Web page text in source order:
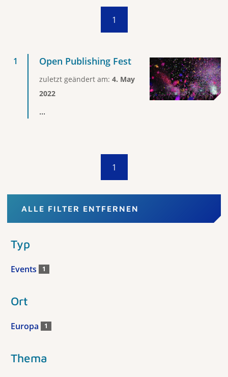
1
Open Publishing Fest
zuletzt geändert am: 4. May
2022
...
1
ALLE FILTER ENTFERNEN
Typ
Events 1
Ort
Europa 1
Thema